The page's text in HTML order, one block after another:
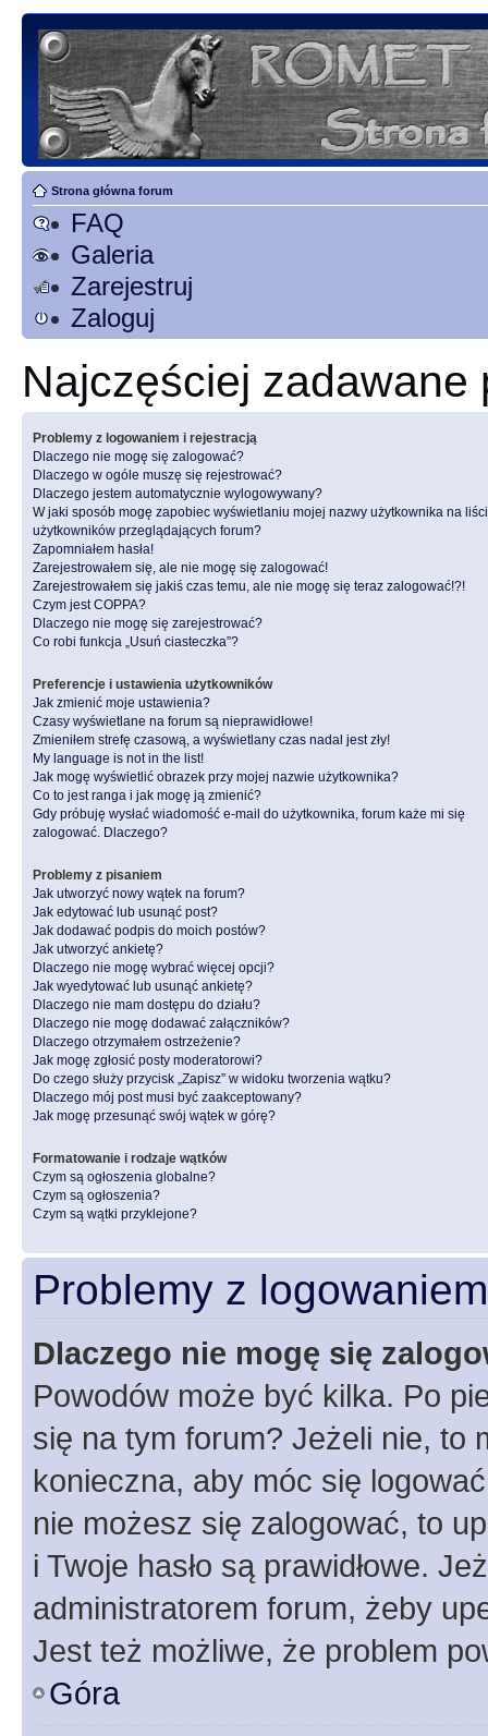
Strona główna forum
FAQ
Galeria
Zarejestruj
Zaloguj
Najczęściej zadawane
Problemy z logowaniem i rejestracją
Dlaczego nie mogę się zalogować?
Dlaczego w ogóle muszę się rejestrować?
Dlaczego jestem automatycznie wylogowywany?
W jaki sposób mogę zapobiec wyświetlaniu mojej nazwy użytkownika na
użytkowników przeglądających forum?
Zapomniałem hasła!
Zarejestrowałem się, ale nie mogę się zalogować!
Zarejestrowałem się jakiś czas temu, ale nie mogę się teraz zalogować!?!
Czym jest COPPA?
Dlaczego nie mogę się zarejestrować?
Co robi funkcja „Usuń ciasteczka”?
Preferencje i ustawienia użytkowników
Jak zmienić moje ustawienia?
Czasy wyświetlane na forum są nieprawidłowe!
Zmieniłem strefę czasową, a wyświetlany czas nadal jest zły!
My language is not in the list!
Jak mogę wyświetlić obrazek przy mojej nazwie użytkownika?
Co to jest ranga i jak mogę ją zmienić?
Gdy próbuję wysłać wiadomość e-mail do użytkownika, forum każe mi się
zalogować. Dlaczego?
Problemy z pisaniem
Jak utworzyć nowy wątek na forum?
Jak edytować lub usunąć post?
Jak dodawać podpis do moich postów?
Jak utworzyć ankietę?
Dlaczego nie mogę wybrać więcej opcji?
Jak wyedytować lub usunąć ankietę?
Dlaczego nie mam dostępu do działu?
Dlaczego nie mogę dodawać załączników?
Dlaczego otrzymałem ostrzeżenie?
Jak mogę zgłosić posty moderatorowi?
Do czego służy przycisk „Zapisz” w widoku tworzenia wątku?
Dlaczego mój post musi być zaakceptowany?
Jak mogę przesunąć swój wątek w górę?
Formatowanie i rodzaje wątków
Czym są ogłoszenia globalne?
Czym są ogłoszenia?
Czym są wątki przyklejone?
Problemy z
Dlaczego nie mogę się
Powodów może być kilka. Po
się na tym forum? Jeżeli nie, to
konieczna, aby móc się
nie możesz się zalogować, to
i Twoje hasło są prawidłowe.
administratorem forum, żeby
Jest też możliwe, że problem
Góra